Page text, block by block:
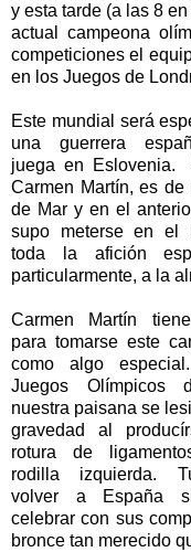
y esta tarde (a las 8
actual campeona
competiciones el
en los Juegos de
Este mundial será
una guerrera
juega en Eslovenia.
Carmen Martín, es de
de Mar y en el
supo meterse en el
toda la afición
particularmente, a la
Carmen Martín
para tomarse este
como algo
Juegos Olímpicos
nuestra paisana se
gravedad al
rotura de
rodilla izquierda.
volver a España
celebrar con sus
bronce tan merecido